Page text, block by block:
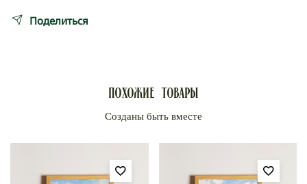
Заказ можно забрать по адресу: Кабанбай батыра
Яндекс курьеров по принципу «до двери».
Доставка по Казахстану:
Доставка Казпочтой от 3 до 7 рабочих дней.
Стоимость доставки по тарифам Казпочты.
Поделиться
Похожие товары